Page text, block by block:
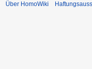
Über HomoWiki